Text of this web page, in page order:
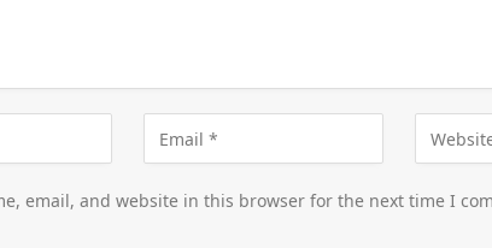
email, and website in this browser for the next time I